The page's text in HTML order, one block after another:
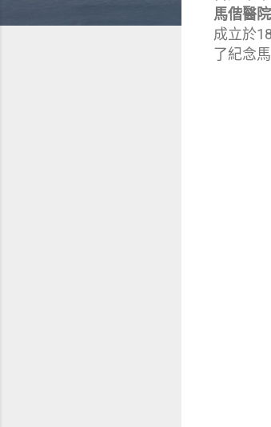
馬偕醫院
成立於
了紀念